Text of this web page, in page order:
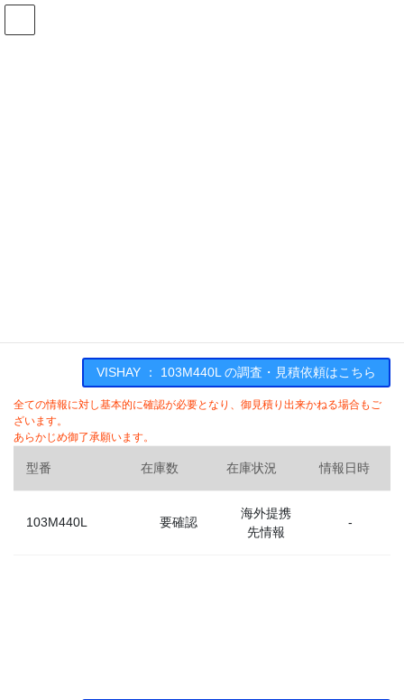
コ
ナ
VISHAY ： 103M440L の調査・見積依頼はこちら
全ての情報に対し基本的に確認が必要となり、御見積り出来かねる場合もご
ざいます。
あらかじめ御了承願います。
型番 在庫数 在庫状況 情報日時
103M440L 要確認
海外提携
先情報
-